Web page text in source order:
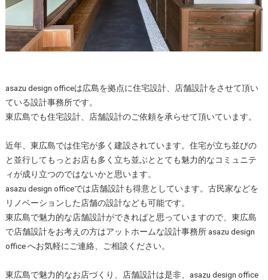
asazu design officeは広島を拠点に住宅設計、店舗設計をさせて頂い
ている設計事務所です。
東広島でも住宅設計、店舗設計のご依頼を承らせて頂いています。
近年、東広島では住宅が多く建設されています。住宅が立ち並びの
と並行してもっとお店も多く立ち並ぶととても魅力的なコミュニテ
ィが成り立つのではないかと思います。
asazu design officeでは店舗設計も得意としています。古民家などを
リノベーションした店舗の設計なども可能です。
東広島で魅力的な店舗設計ができればと思っていますので、東広島
で店舗設計をお考えの方はアットホームな設計事務所 asazu design
office へお気軽にご連絡、ご相談ください。
東広島で魅力的なお店づくり、店舗設計は是非、asazu design office